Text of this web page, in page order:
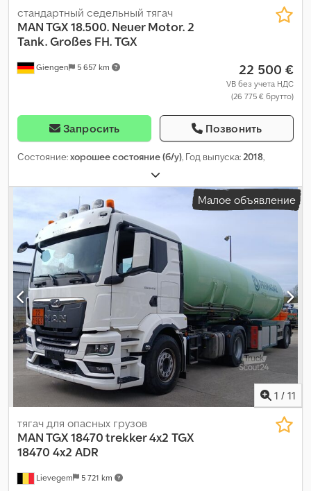
Giengen 5 657 km
стандартный седельный тягач
MAN TGX 18.500. Neuer Motor. 2
Tank. Großes FH.TGX
22 500 €
VB без учета НДС
(26 775 € брутто)
Запросить Позвонить
Состояние:хорошее состояние (б/у), Год выпуска:2018,
Малое объявление
1 / 11
Lievegem 5 721 km
тягач для опасных грузов
MAN TGX 18470 trekker 4x2 TGX
18470 4x2 ADR